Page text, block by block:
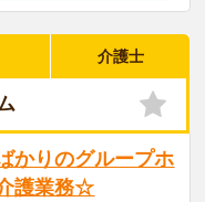
介護士
かりのグループホ
護業務☆